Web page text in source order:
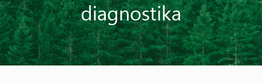
diagnostika